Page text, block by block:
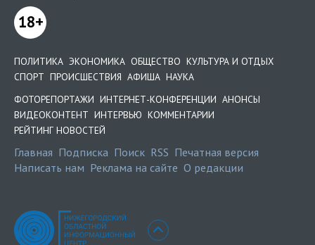
18+
ПОЛИТИКА ЭКОНОМИКА ОБЩЕСТВО КУЛЬТУРА И ОТДЫХ
СПОРТ ПРОИСШЕСТВИЯ АФИША НАУКА
ФОТОРЕПОРТАЖИ ИНТЕРНЕТ-КОНФЕРЕНЦИИ АНОНСЫ
ВИДЕОКОНТЕНТ ИНТЕРВЬЮ КОММЕНТАРИИ
РЕЙТИНГ НОВОСТЕЙ
Главная Подписка Поиск RSS Печатная версия
Написать нам Реклама на сайте О редакции